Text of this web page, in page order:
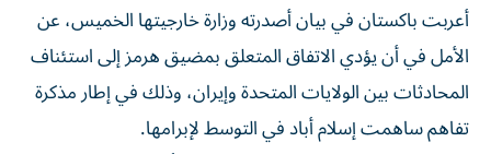
أعربت باكستان في بيان أصدرته وزارة خارجيتها الخميس، عن
الأمل في أن يؤدي الاتفاق المتعلق بمضيق هرمز إلى استئناف
المحادثات بين الولايات المتحدة وإيران، وذلك في إطار مذكرة
تفاهم ساهمت إسلام أباد في التوسط لإبرامها.